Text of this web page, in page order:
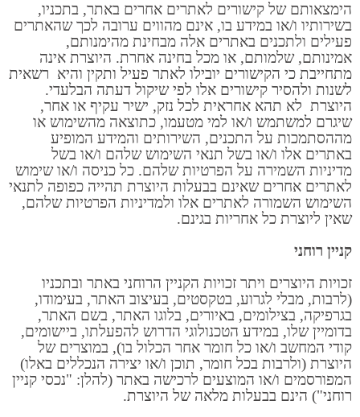
הימצאותם של קישורים לאתרים אחרים באתר, בתכניו,
בשירותיו ו/או במידע בו, אינם מהווים ערובה לכך שהאתרים
פעילים ולתכנים באתרים אלה מבחינת מהימנותם,
אמינותם, שלמותם, או מכל בחינה אחרת. היוצרת אינה
מתחייבת כי הקישורים יובילו לאתר פעיל ותקין והיא רשאית
לשנות ולהסיר קישורים אלו לפי שיקול דעתה הבלעדי.
היוצרת לא תהא אחראית לכל נזק, ישיר עקיף או אחר,
שיגרם למשתמש ו/או למי מטעמו, כתוצאה מהשימוש או
מההסתמכות על התכנים, השירותים והמידע המופיע
באתרים אלו ו/או בשל תנאי השימוש שלהם ו/או בשל
מדיניות השמירה על הפרטיות שלהם. כל כניסה ו/או שימוש
לאתרים אחרים שאינם בבעלות היוצרת תהייה כפופה לתנאי
השימוש השמורה לאתרים אלו ולמדיניות הפרטיות שלהם,
שאין ליוצרת כל אחריות בגינם.
קניין רוחני
זכויות היוצרים ויתר זכויות הקניין הרוחני באתר ובתכניו
(לרבות, מבלי לגרוע, בטקסטים, בעיצוב האתר, בעימודו,
בגרפיקה, בצילומים, באיורים, בלוגו האתר, בשם האתר,
בדומיין שלו, במידע הטכנולוגי הדרוש להפעלתו, ביישומים,
קודי המחשב ו/או כל חומר אחר הכלול בו), במוצרים של
היוצרת (ולרבות בכל חומר, תוכן ו/או יצירה הנכללים באלו)
המפורסמים ו/או המוצעים לרכישה באתר (להלן: "נכסי קניין
רוחני") הינם בבעלות מלאה של היוצרת.